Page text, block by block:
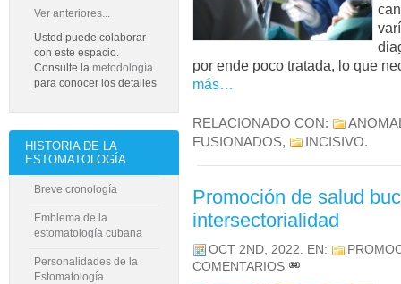
por ende poco tratada, lo que
más…
RELACIONADO CON:
FUSIONADOS, INCISIVO.
Promoción de salud
intersectorialidad
OCT 2ND, 2022. EN:
COMENTARIOS
Ver anteriores...
Usted puede colaborar
con este espacio.
Consulte la metodología
para conocer los detalles
HISTORIA DE LA
ESTOMATOLOGÍA
Breve cronología
Emblema de la
estomatología cubana
Personalidades de la
Estomatología